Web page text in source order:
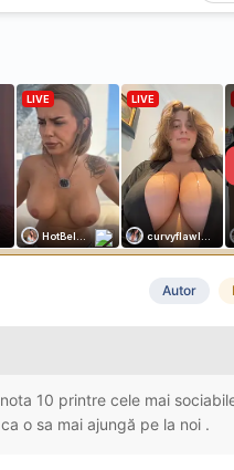
Autor
10 printre cele mai
o sa mai ajungă pe la noi .